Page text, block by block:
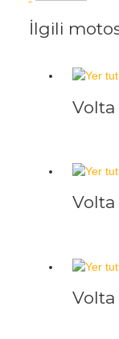
İlgili
Volta
Volta
Volta